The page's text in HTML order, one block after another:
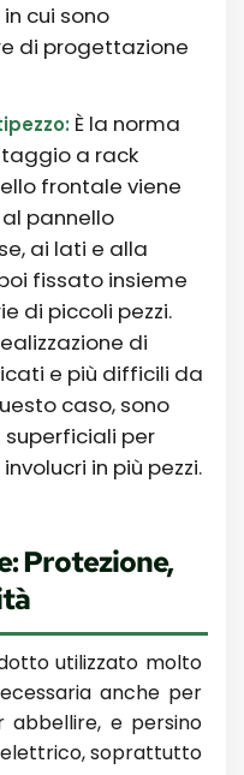
cui sono
di progettazione
È la norma
a rack
frontale viene
pannello
ai lati e alla
fissato insieme
di piccoli pezzi.
di
e più difficili da
caso, sono
per
in più pezzi.
Protezione,
utilizzato molto
anche per
e persino
soprattutto